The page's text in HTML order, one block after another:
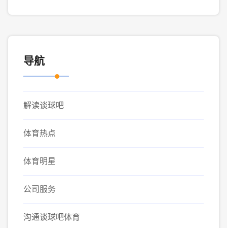
导航
解读谈球吧
体育热点
体育明星
公司服务
沟通谈球吧体育